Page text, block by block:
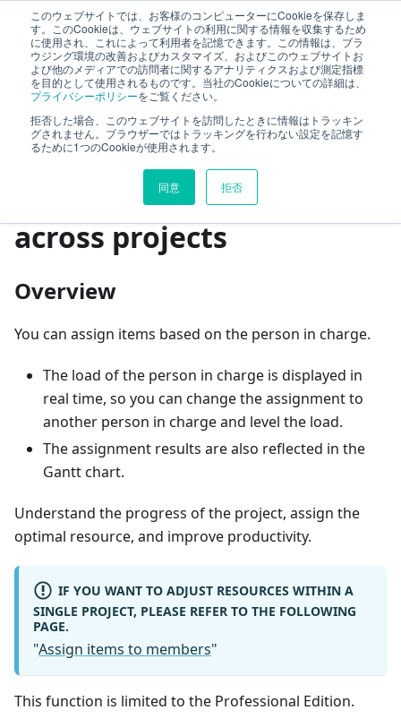
このウェブサイトでは、お客様のコンピューターにCookieを保存しま
す。このCookieは、ウェブサイトの利用に関する情報を収集するため
に使用され、これによって利用者を記憶できます。この情報は、ブラ
ウジング環境の改善およびカスタマイズ、およびこのウェブサイトお
よび他のメディアでの訪問者に関するアナリティクスおよび測定指標
を目的として使用されるものです。当社のCookieについての詳細は、
プライバシーポリシーをご覧ください。
拒否した場合、このウェブサイトを訪問したときに情報はトラッキン
グされません。ブラウザーではトラッキングを行わない設定を記憶す
るために1つのCookieが使用されます。
同意 拒否
TimeTracker Help
MyPage
On this page
Adjust member allocation
across projects
Overview
You can assign items based on the person in charge.
The load of the person in charge is displayed in
real time, so you can change the assignment to
another person in charge and level the load.
The assignment results are also reflected in the
Gantt chart.
Understand the progress of the project, assign the
optimal resource, and improve productivity.
IF YOU WANT TO ADJUST RESOURCES WITHIN A
SINGLE PROJECT, PLEASE REFER TO THE FOLLOWING
PAGE.
"Assign items to members"
This function is limited to the Professional Edition.